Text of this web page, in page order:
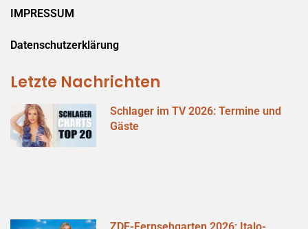
IMPRESSUM
Datenschutzerklärung
Letzte Nachrichten
Schlager im TV 2026: Termine und
Gäste